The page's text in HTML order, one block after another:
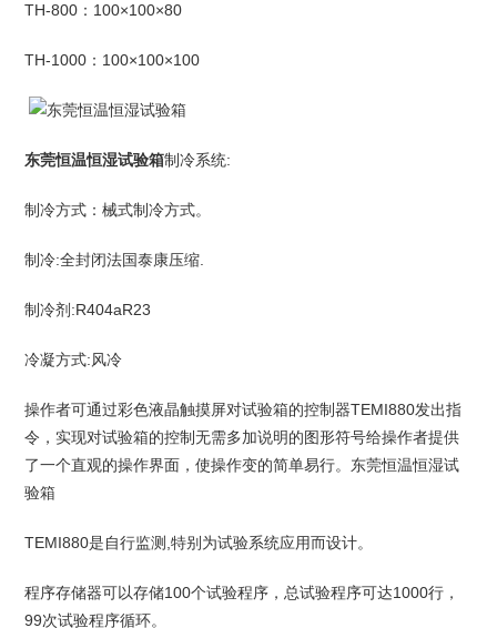
TH-800：100×100×80
TH-1000：100×100×100
东莞恒温恒湿试验箱制冷系统:
制冷方式：械式制冷方式。
制冷:全封闭法国泰康压缩.
制冷剂 :R404aR23
冷凝方式:风冷
操作者可通过彩色液晶触摸屏对试验箱的控制器TEMI880发出指
令，实现对试验箱的控制无需多加说明的图形符号给操作者提供
了一个直观的操作界面，使操作变的简单易行。东莞恒温恒湿试
验箱
TEMI880是自行监测,特别为试验系统应用而设计。
程序存储器可以存储100个试验程序，总试验程序可达1000行，
99次试验程序循环。